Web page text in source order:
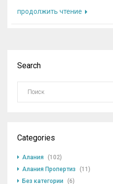
продолжить чтение
Search
Categories
Алания
(102)
Алания Пропертиз
(11)
Без категории
(6)